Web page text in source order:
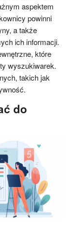
aspektem
powinni
a także
ich informacji.
które
wyszukiwarek.
takich jak
do